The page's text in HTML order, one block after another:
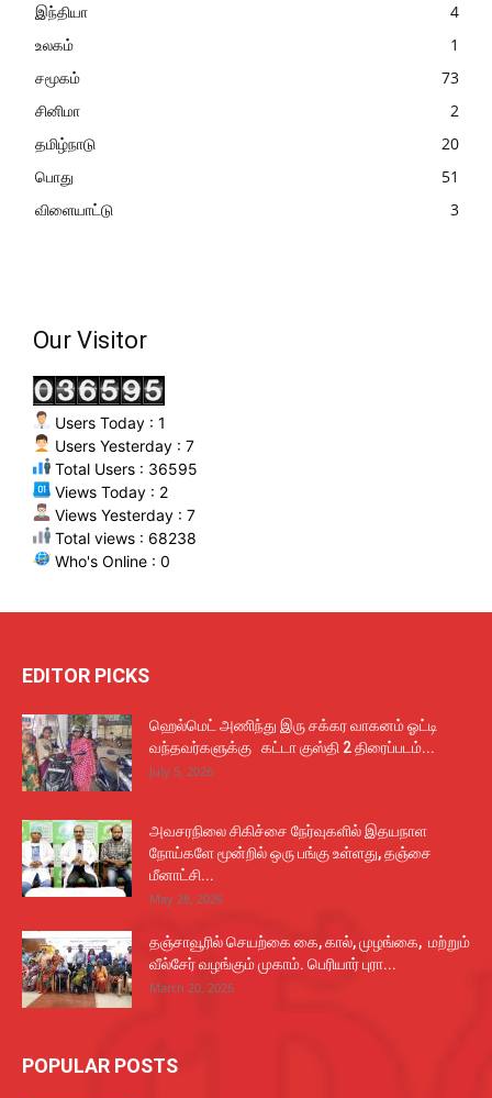
இந்தியா
4
உலகம்
1
சமூகம்
73
சினிமா
2
தமிழ்நாடு
20
பொது
51
விளையாட்டு
3
Our Visitor
Users Today : 1
Users Yesterday : 7
Total Users : 36595
Views Today : 2
Views Yesterday : 7
Total views : 68238
Who's Online : 0
EDITOR PICKS
ஹெல்மெட் அணிந்து இரு சக்கர வாகனம் ஓட்டி
வந்தவர்களுக்கு கட்டா குஸ்தி 2 திரைப்படம்...
July 5, 2026
அவசரநிலை சிகிச்சை நேர்வுகளில் இதயநாள
நோய்களே மூன்றில் ஒரு பங்கு உள்ளது, தஞ்சை
மீனாட்சி...
May 28, 2026
தஞ்சாவூரில் செயற்கை கை, கால், முழங்கை, மற்றும்
வீல்சேர் வழங்கும் முகாம். பெரியார் புரா...
March 20, 2026
POPULAR POSTS